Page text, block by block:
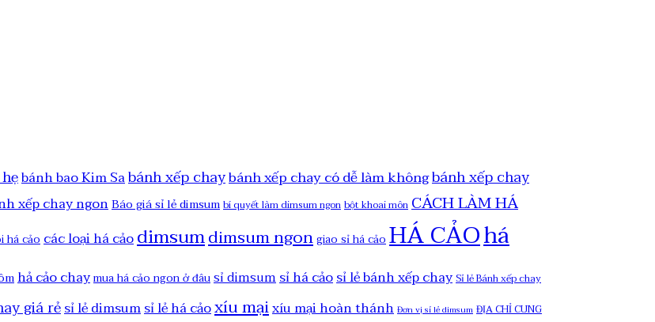
bánh bao Kim Sabánh xếp chaybánh xếp chay có dễ làm khôngbánh xếp chay
xếp chay ngonBáo giá sỉ lẻ dimsumbí quyết làm dimsum ngonbột khoai mônCÁCH LÀM HÁ
há cảocác loại há cảodimsumdimsum ngongiao sỉ há cảoHÁ CẢOhá
hả cảo chaymua há cảo ngon ở đâusỉ dimsumsỉ há cảosỉ lẻ bánh xếp chaySỉ lẻ Bánh xếp chay
giá rẻsỉ lẻ dimsumsỉ lẻ há cảoxíu mạixíu mại hoàn thánh Đơn vị sỉ lẻ dimsum ĐỊA CHỈ CUNG